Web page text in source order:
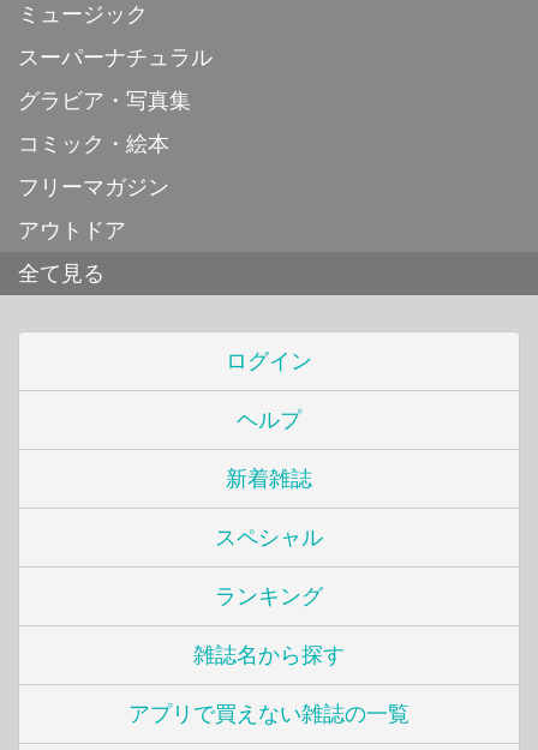
ミュージック
スーパーナチュラル
グラビア・写真集
コミック・絵本
フリーマガジン
アウトドア
全て見る
ログイン
ヘルプ
新着雑誌
スペシャル
ランキング
雑誌名から探す
アプリで買えない雑誌の一覧